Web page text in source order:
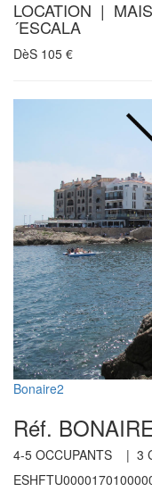
LOCATION |
´ESCALA
DèS 105 €
Bonaire2
Réf.
4-5 OCCUPANTS | 3